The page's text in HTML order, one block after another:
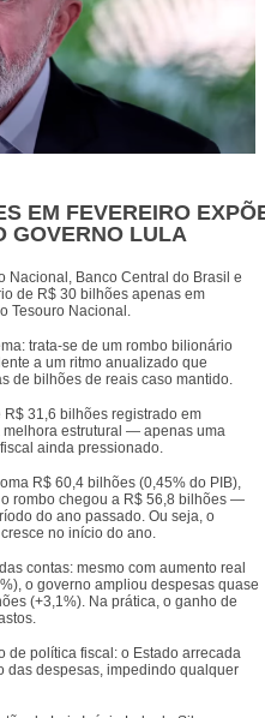
EM FEVEREIRO
GOVERNO LULA
Nacional, Banco Central do Brasil e
de R$ 30 bilhões apenas em
Tesouro Nacional.
trata-se de um rombo bilionário
a um ritmo anualizado que
de bilhões de reais caso mantido.
31,6 bilhões registrado em
estrutural — apenas uma
ainda pressionado.
R$ 60,4 bilhões (0,45% do PIB),
rombo chegou a R$ 56,8 bilhões —
do ano passado. Ou seja, o
no início do ano.
contas: mesmo com aumento real
o governo ampliou despesas quase
(+3,1%). Na prática, o ganho de
de política fiscal: o Estado arrecada
das despesas, impedindo qualquer